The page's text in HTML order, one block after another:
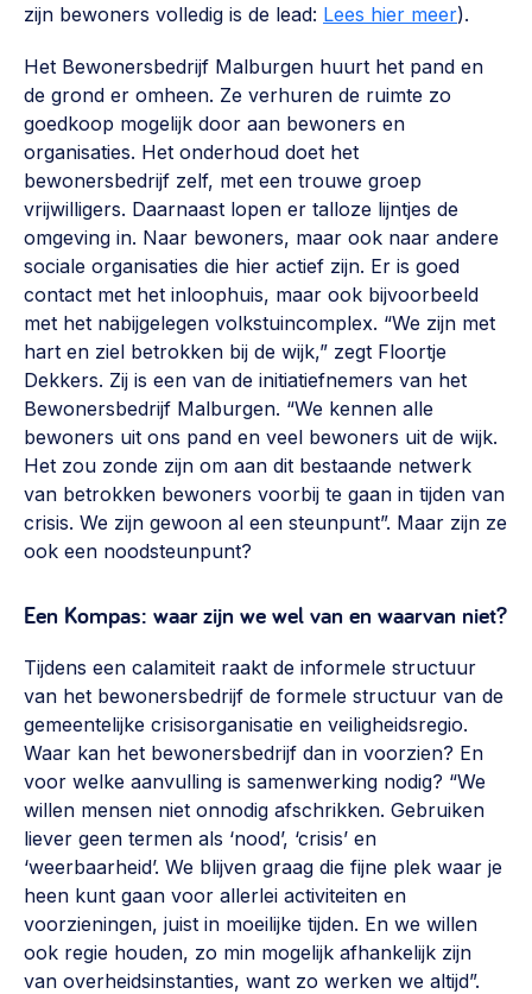
invoering omgevingswet, participatie,
gebiedsontwikkeling>
zijn bewoners volledig is de lead: Lees hier meer).
Het Bewonersbedrijf Malburgen huurt het pand en
de grond er omheen. Ze verhuren de ruimte zo
goedkoop mogelijk door aan bewoners en
organisaties. Het onderhoud doet het
bewonersbedrijf zelf, met een trouwe groep
vrijwilligers. Daarnaast lopen er talloze lijntjes de
omgeving in. Naar bewoners, maar ook naar andere
sociale organisaties die hier actief zijn. Er is goed
contact met het inloophuis, maar ook bijvoorbeeld
met het nabijgelegen volkstuincomplex. “We zijn met
hart en ziel betrokken bij de wijk,” zegt Floortje
Dekkers. Zij is een van de initiatiefnemers van het
Bewonersbedrijf Malburgen. “We kennen alle
bewoners uit ons pand en veel bewoners uit de wijk.
Het zou zonde zijn om aan dit bestaande netwerk
van betrokken bewoners voorbij te gaan in tijden van
crisis. We zijn gewoon al een steunpunt”. Maar zijn ze
ook een noodsteunpunt?
Een Kompas: waar zijn we wel van en waarvan niet?
Tijdens een calamiteit raakt de informele structuur
van het bewonersbedrijf de formele structuur van de
gemeentelijke crisisorganisatie en veiligheidsregio.
Waar kan het bewonersbedrijf dan in voorzien? En
voor welke aanvulling is samenwerking nodig? “We
willen mensen niet onnodig afschrikken. Gebruiken
liever geen termen als ‘nood’, ‘crisis’ en
‘weerbaarheid’. We blijven graag die fijne plek waar je
heen kunt gaan voor allerlei activiteiten en
voorzieningen, juist in moeilijke tijden. En we willen
ook regie houden, zo min mogelijk afhankelijk zijn
van overheidsinstanties, want zo werken we altijd”.